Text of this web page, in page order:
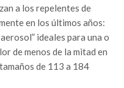
a los repelentes de
en los últimos años:
ideales para una o
de menos de la mitad en
de 113 a 184